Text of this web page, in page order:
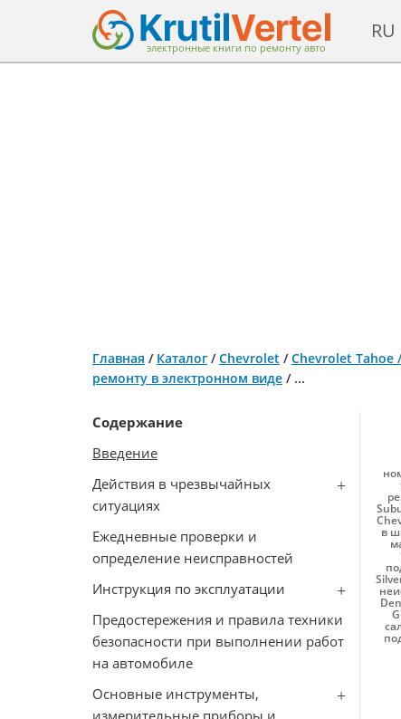
электронные книги по ремонту авто
RU
Главная / Каталог /Chevrolet /Chevrolet Tahoe
ремонту в электронном виде / ...
Содержание
Введение
Действия в чрезвычайных
ситуациях
Ежедневные проверки и
определение неисправностей
Инструкция по эксплуатации
Предостережения и правила техники
безопасности при выполнении работ
на автомобиле
Основные инструменты,
измерительные приборы и
в